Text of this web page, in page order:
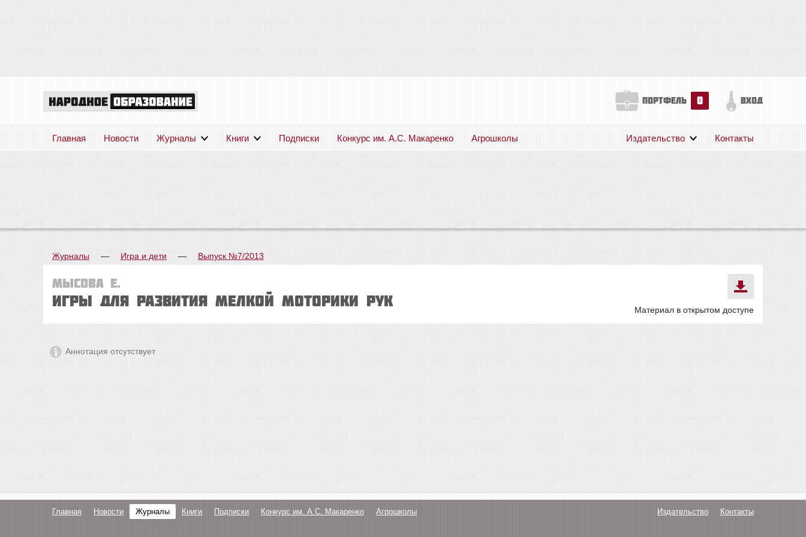
портфель 0 вход
Главная Новости Журналы Книги Подписки Конкурс им. А.С. Макаренко Агрошколы Издательство Контакты
Журналы — Игра и дети — Выпуск №7/2013
Мысова Е.
Игры для развития мелкой моторики рук
Материал в открытом доступе
Аннотация отсутствует
Главная Новости Журналы Книги Подписки Конкурс им. А.С. Макаренко Агрошколы Издательство Контакты